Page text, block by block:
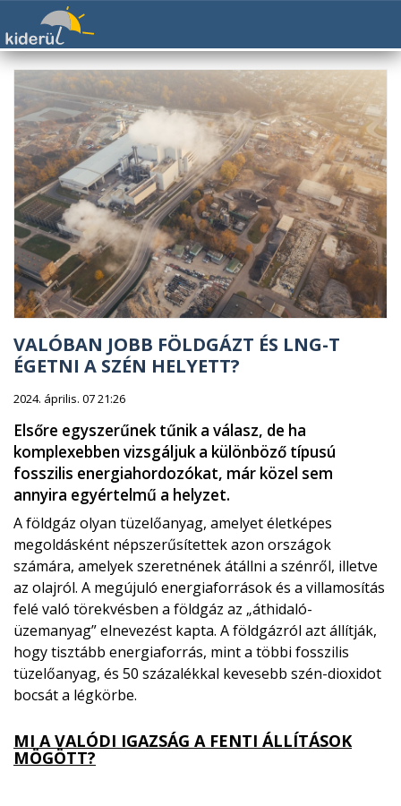
VALÓBAN JOBB FÖLDGÁZT ÉS LNG-T
ÉGETNI A SZÉN HELYETT?
2024. április. 07 21:26
Elsőre egyszerűnek tűnik a válasz, de ha
komplexebben vizsgáljuk a különböző típusú
fosszilis energiahordozókat, már közel sem
annyira egyértelmű a helyzet.
A földgáz olyan tüzelőanyag, amelyet életképes
megoldásként népszerűsítettek azon országok
számára, amelyek szeretnének átállni a szénről, illetve
az olajról. A megújuló energiaforrások és a villamosítás
felé való törekvésben a földgáz az „áthidaló-
üzemanyag” elnevezést kapta. A földgázról azt állítják,
hogy tisztább energiaforrás, mint a többi fosszilis
tüzelőanyag, és 50 százalékkal kevesebb szén-dioxidot
bocsát a légkörbe.
MI A VALÓDI IGAZSÁG A FENTI ÁLLÍTÁSOK
MÖGÖTT?